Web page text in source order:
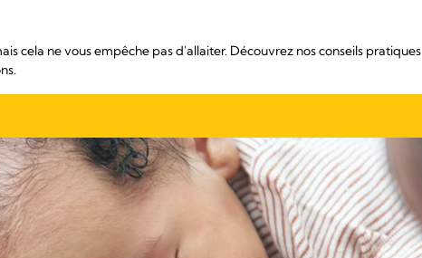
cela ne vous empêche pas d'allaiter. Découvrez nos conseils pratiques